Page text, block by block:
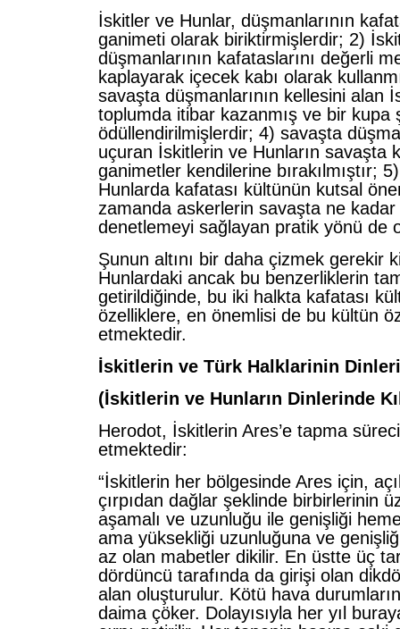
İskitler ve Hunlar, düşmanlarının
ganimeti olarak biriktirmişlerdir; 2)
düşmanlarının kafataslarını değerli
kaplayarak içecek kabı olarak
savaşta düşmanlarının kellesini alan
toplumda itibar kazanmış ve bir kupa
ödüllendirilmişlerdir; 4) savaşta
uçuran İskitlerin ve Hunların savaşta
ganimetler kendilerine bırakılmıştır;
Hunlarda kafatası kültünün kutsal
zamanda askerlerin savaşta ne kadar
denetlemeyi sağlayan pratik yönü de
Şunun altını bir daha çizmek gerekir
Hunlardaki ancak bu benzerliklerin
getirildiğinde, bu iki halkta kafatası
özelliklere, en önemlisi de bu kültün
etmektedir.
İskitlerin ve Türk Halklarinin
(İskitlerin ve Hunların Dinlerinde
Herodot, İskitlerin Ares’e tapma
etmektedir:
“İskitlerin her bölgesinde Ares için,
çırpıdan dağlar şeklinde birbirlerinin
aşamalı ve uzunluğu ile genişliği
ama yüksekliği uzunluğuna ve
az olan mabetler dikilir. En üstte üç
dördüncü tarafında da girişi olan
alan oluşturulur. Kötü hava
daima çöker. Dolayısıyla her yıl